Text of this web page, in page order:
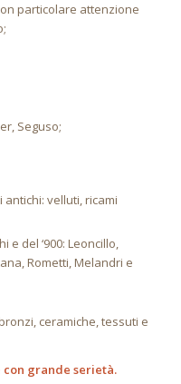
particolare attenzione
Seguso;
antichi: velluti, ricami
del ‘900: Leoncillo,
Rometti, Melandri e
ceramiche, tessuti e
grande serietà.